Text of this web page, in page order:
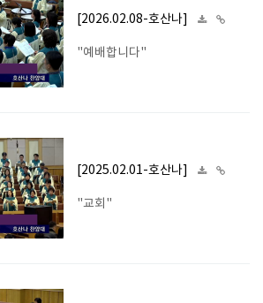
[2026.02.08-호산나]
"예배합니다"
[2025.02.01-호산나]
"교회"